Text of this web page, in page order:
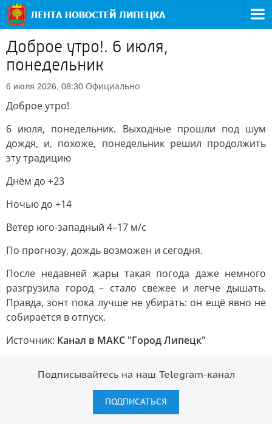
Доброе утро!. 6 июля,
понедельник
6 июля 2026, 08:30 Официально
Доброе утро!
6 июля, понедельник. Выходные прошли под шум
дождя, и, похоже, понедельник решил продолжить
эту традицию
Днём до +23
Ночью до +14
Ветер юго-западный 4–17 м/с
По прогнозу, дождь возможен и сегодня.
После недавней жары такая погода даже немного
разгрузила город – стало свежее и легче дышать.
Правда, зонт пока лучше не убирать: он ещё явно не
собирается в отпуск.
Источник: Канал в МАКС "Город Липецк"
Подписывайтесь на наш Telegram-канал
ПОДПИСАТЬСЯ